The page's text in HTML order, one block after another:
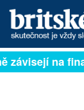
PŘIHLÁSIT
závisejí na